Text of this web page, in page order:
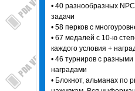
• 40 разнообразных
задачи
• 58 перков с
• 67 медалей с 10-ю
каждого условия +
• 46 турниров с
наградами
• Блокнот, альманах по